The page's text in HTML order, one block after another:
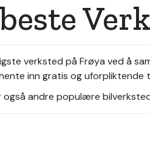
verksted på Frøya ved å
inn gratis og
også andre populære